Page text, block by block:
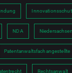
NDA Niedersachsen
Patentanwaltsfachangestellte
Rechtsanwalt